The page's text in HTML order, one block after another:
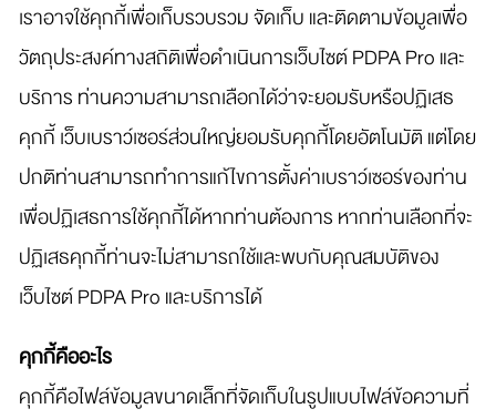
เราอาจใช้คุกกี้เพื่อเก็บรวบรวม จัดเก็บ และติดตามข้อมูลเพื่อ
วัตถุประสงค์ทางสถิติเพื่อดำเนินการเว็บไซต์ PDPA Pro และ
บริการ ท่านความสามารถเลือกได้ว่าจะยอมรับหรือปฏิเสธ
คุกกี้ เว็บเบราว์เซอร์ส่วนใหญ่ยอมรับคุกกี้โดยอัตโนมัติ แต่โดย
ปกติท่านสามารถทำการแก้ไขการตั้งค่าเบราว์เซอร์ของท่าน
เพื่อปฏิเสธการใช้คุกกี้ได้หากท่านต้องการ หากท่านเลือกที่จะ
ปฏิเสธคุกกี้ท่านจะไม่สามารถใช้และพบกับคุณสมบัติของ
เว็บไซต์ PDPA Pro และบริการได้
คุกกี้คืออะไร
คุกกี้คือไฟล์ข้อมูลขนาดเล็กที่จัดเก็บในรูปแบบไฟล์ข้อความที่